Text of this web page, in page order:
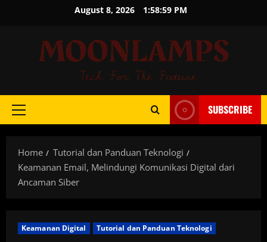
August 8, 2026 1:58:59 PM
Primary
SUBSCRIBE
Home
Tutorial dan Panduan Teknologi
Keamanan Email, Melindungi Komunikasi Digital dari
Ancaman Siber
Keamanan Digital Tutorial dan Panduan Teknologi